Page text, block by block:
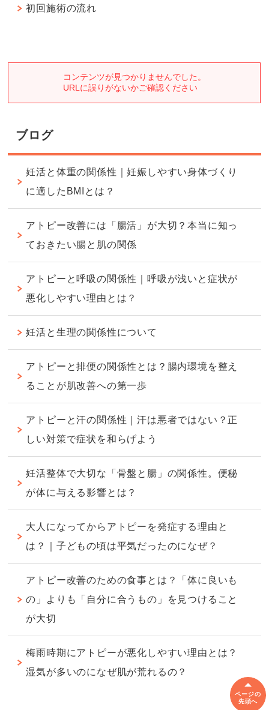
初回施術の流れ
ブログ
妊活と体重の関係性｜妊娠しやすい身体づくり
に適したBMIとは？
アトピー改善には「腸活」が大切？本当に知っ
ておきたい腸と肌の関係
アトピーと呼吸の関係性｜呼吸が浅いと症状が
悪化しやすい理由とは？
妊活と生理の関係性について
アトピーと排便の関係性とは？腸内環境を整え
ることが肌改善への第一歩
アトピーと汗の関係性｜汗は悪者ではない？正
しい対策で症状を和らげよう
妊活整体で大切な「骨盤と腸」の関係性。便秘
が体に与える影響とは？
大人になってからアトピーを発症する理由と
は？｜子どもの頃は平気だったのになぜ？
アトピー改善のための食事とは？「体に良いも
の」よりも「自分に合うもの」を見つけること
が大切
梅雨時期にアトピーが悪化しやすい理由とは？
湿気が多いのになぜ肌が荒れるの？
ページの
先頭へ